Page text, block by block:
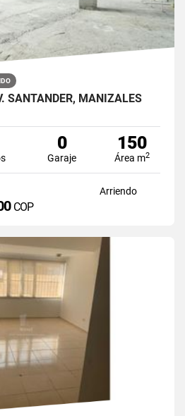
SANTANDER, MANIZALES
0
Garaje
150
Área m2
Arriendo
COP